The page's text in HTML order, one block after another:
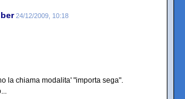
24/12/2009, 10:18
la chiama modalita' "importa sega".